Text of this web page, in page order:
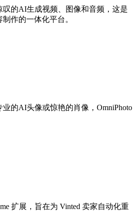
叹的AI生成视频、图像和音频，这是
作的一体化平台。
的AI头像或惊艳的肖像，OmniPhoto
扩展，旨在为 Vinted 卖家自动化重